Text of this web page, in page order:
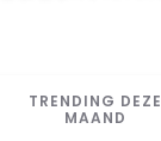
TRENDING DEZE
MAAND